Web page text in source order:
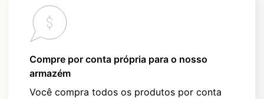
Compre por conta própria para o nosso
armazém
Você compra todos os produtos por conta